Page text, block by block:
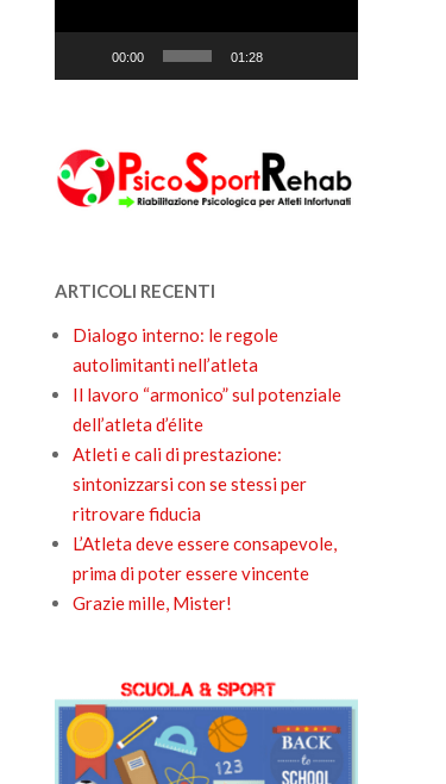
00:00 01:28
ARTICOLI RECENTI
Dialogo interno: le regole
autolimitanti nell’atleta
Il lavoro “armonico” sul potenziale
dell’atleta d’élite
Atleti e cali di prestazione:
sintonizzarsi con se stessi per
ritrovare fiducia
L’Atleta deve essere consapevole,
prima di poter essere vincente
Grazie mille, Mister!